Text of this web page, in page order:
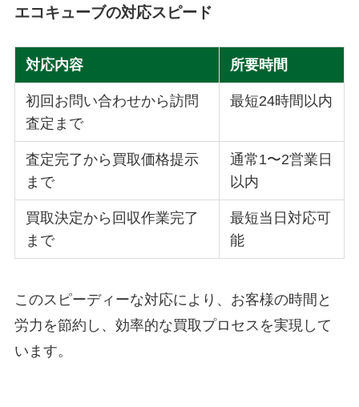
エコキューブの対応スピード
対応内容 所要時間
初回お問い合わせから訪問
査定まで
最短24時間以内
査定完了から買取価格提示
まで
通常1〜2営業日
以内
買取決定から回収作業完了
まで
最短当日対応可
能
このスピーディーな対応により、お客様の時間と
労力を節約し、効率的な買取プロセスを実現して
います。